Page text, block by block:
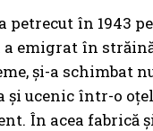
în 1943
emigrat în
și-a schimbat
și ucenic într-o
În acea fabrică